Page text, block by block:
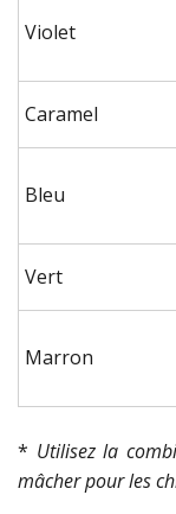
Violet
Caramel
Bleu
Vert
Marron
* Utilisez la
mâcher pour les